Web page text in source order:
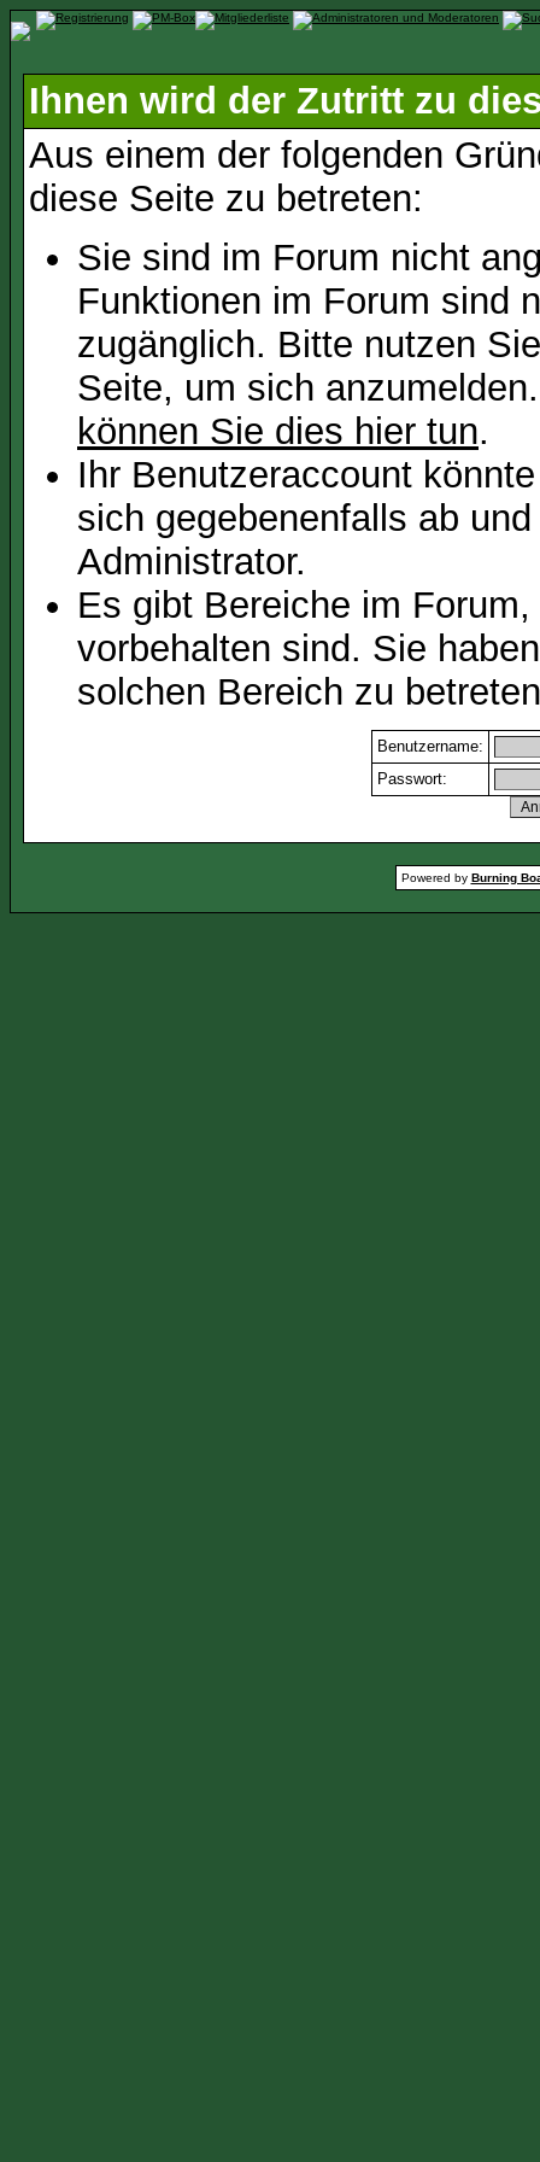
Ihnen wird der Zutritt zu
Aus einem der folgenden
diese Seite zu betreten:
Sie sind im Forum nicht
Funktionen im Forum sind
zugänglich. Bitte nutzen
Seite, um sich
können Sie dies hier tun.
Ihr Benutzeraccount
sich gegebenenfalls ab
Administrator.
Es gibt Bereiche im
vorbehalten sind. Sie
solchen Bereich zu
Benutzername:
Passwort:
Powered by Burning